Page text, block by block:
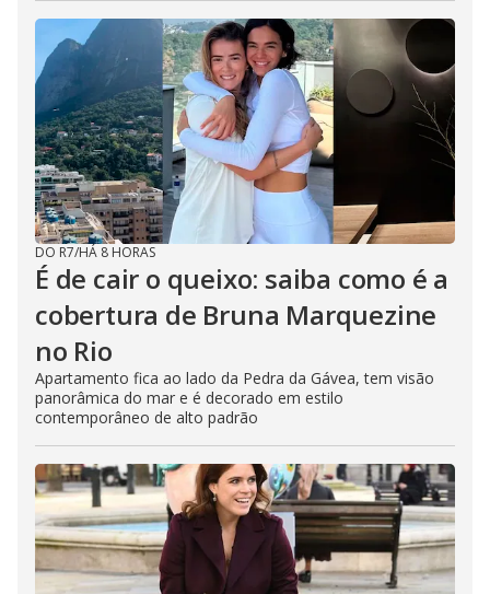
DO R7/HÁ 8 HORAS
É de cair o queixo: saiba como é a
cobertura de Bruna Marquezine
no Rio
Apartamento fica ao lado da Pedra da Gávea, tem visão
panorâmica do mar e é decorado em estilo
contemporâneo de alto padrão